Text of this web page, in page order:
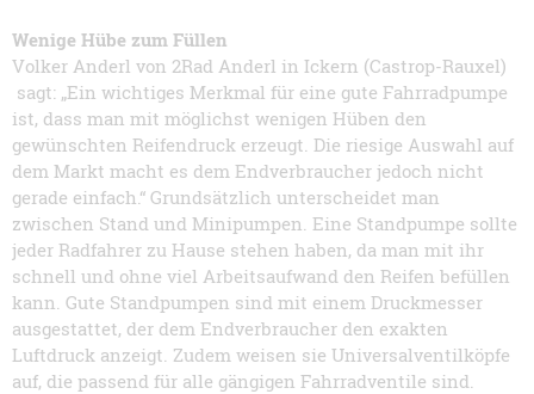
Wenige Hübe zum Füllen
Volker Anderl von 2Rad Anderl in Ickern (Castrop-Rauxel)
sagt: „Ein wichtiges Merkmal für eine gute Fahrradpumpe
ist, dass man mit möglichst wenigen Hüben den
gewünschten Reifendruck erzeugt. Die riesige Auswahl auf
dem Markt macht es dem Endverbraucher jedoch nicht
gerade einfach.“ Grundsätzlich unterscheidet man
zwischen Stand und Minipumpen. Eine Standpumpe sollte
jeder Radfahrer zu Hause stehen haben, da man mit ihr
schnell und ohne viel Arbeitsaufwand den Reifen befüllen
kann. Gute Standpumpen sind mit einem Druckmesser
ausgestattet, der dem Endverbraucher den exakten
Luftdruck anzeigt. Zudem weisen sie Universalventilköpfe
auf, die passend für alle gängigen Fahrradventile sind.